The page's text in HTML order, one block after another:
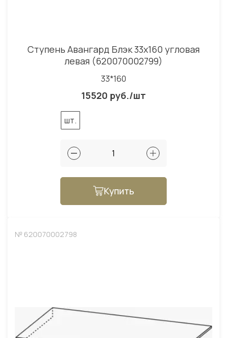
Ступень Авангард Блэк 33x160 угловая
левая (620070002799)
33*160
15520 руб./шт
шт.
Купить
№ 620070002798